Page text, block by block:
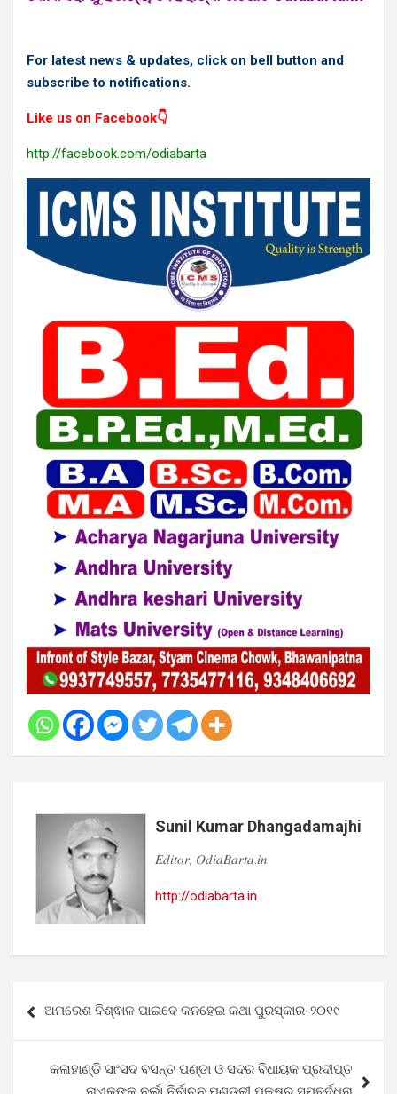
For latest news & updates, click on bell button and
subscribe to notifications.
Like us on Facebook👇
http://facebook.com/odiabarta
Sunil Kumar Dhangadamajhi
𝐸𝑑𝑖𝑡𝑜𝑟, 𝑂𝑑𝑖𝑎𝐵𝑎𝑟𝑡𝑎.𝑖𝑛
http://odiabarta.in
navigation
ଅମରେଶ ବିଶ୍ଵାଳ ପାଇବେ କନହେଇ କଥା ପୁରସ୍କାର-୨୦୧୯
କଳାହାଣ୍ଡି ସାଂସଦ ବସନ୍ତ ପଣ୍ଡା ଓ ସଦର ବିଧାୟକ ପ୍ରଦୀପ୍ତ